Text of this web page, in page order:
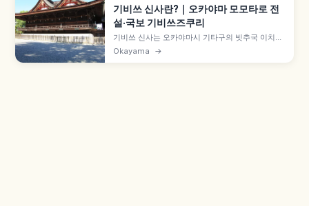
기비쓰 신사란?｜오카야마 모모타로 전
설·국보 기비쓰즈쿠리
기비쓰 신사는 오카야마시 기타구의 빗추국 이치노
미야로, '모모타로 전설'의 모델 기비쓰히코노미코
토를 모십니다. 1425년 재건된 본전·배전은 독자적
Okayama →